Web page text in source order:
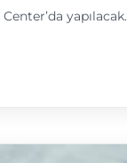
yapılacak.